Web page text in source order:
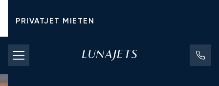
PRIVATJET MIETEN
CHARTERPREISE
PRIVATJETS